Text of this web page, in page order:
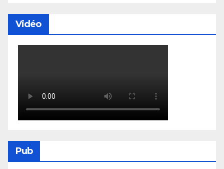
Vidéo
Pub